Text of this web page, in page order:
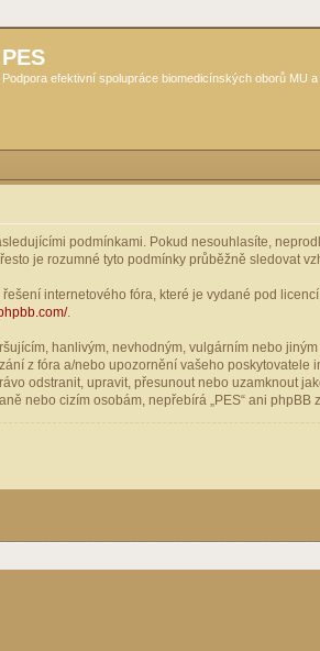
PES
Podpora efektivní spolupráce biomedicínských oborů MU
podmínkami. Pokud nesouhlasíte,
je rozumné tyto podmínky průběžně sledovat
internetového fóra, které je vydané pod licencí
.
hanlivým, nevhodným, vulgárním nebo
z fóra a/nebo upozornění vašeho
odstranit, upravit, přesunout nebo uzamknout
nebo cizím osobám, nepřebírá „PES“ ani